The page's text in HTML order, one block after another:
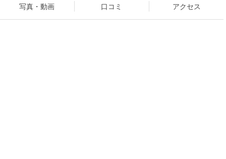
写真・動画 口コミ アクセス